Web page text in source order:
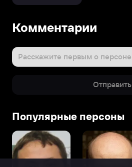
Комментарии
Расскажите первым о персоне
Отправить
Популярные персоны